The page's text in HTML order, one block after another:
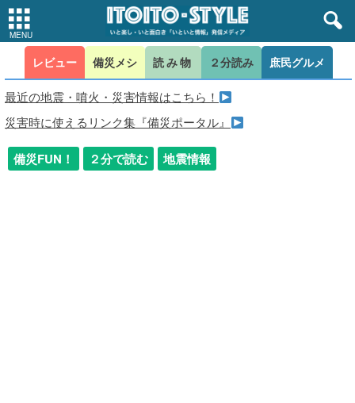
レビュー 備災メシ 読み物 ２分読み 庶民グルメ
最近の地震・噴火・災害情報はこちら！
災害時に使えるリンク集『備災ポータル』
備災FUN！ ２分で読む 地震情報